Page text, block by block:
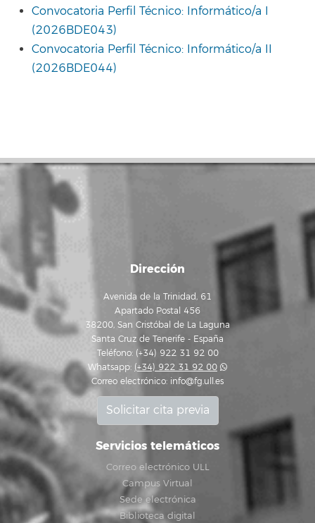
Convocatoria Perfil Técnico: Informático/a I
(2026BDE043)
Convocatoria Perfil Técnico: Informático/a II
(2026BDE044)
Dirección
Avenida de la Trinidad, 61
Apartado Postal 456
38200, San Cristóbal de La Laguna
Santa Cruz de Tenerife - España
Teléfono: (+34) 922 31 92 00
Whatsapp: (+34) 922 31 92 00
Correo electrónico: info@fg.ull.es
Solicitar cita previa
Servicios telemáticos
Correo electrónico ULL
Campus Virtual
Sede electrónica
Biblioteca digital